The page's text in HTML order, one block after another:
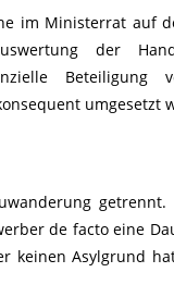
im Ministerrat auf
der
umgesetzt
de facto eine
Asylgrund